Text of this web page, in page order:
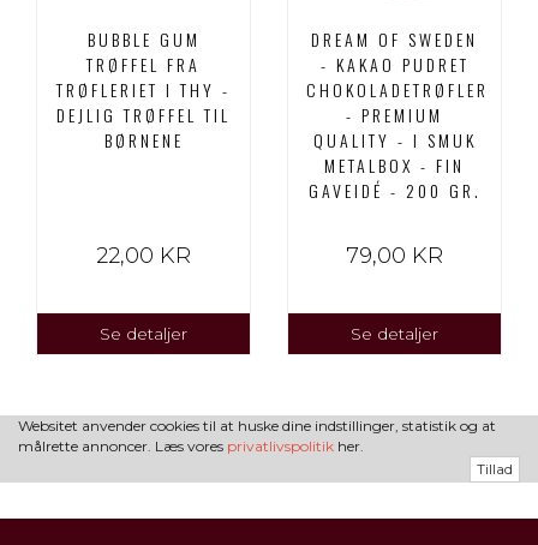
BUBBLE GUM
TRØFFEL FRA
TRØFLERIET I THY -
DEJLIG TRØFFEL TIL
BØRNENE
22,00 KR
Se detaljer
DREAM OF SWEDEN
- KAKAO PUDRET
CHOKOLADETRØFLER
- PREMIUM
QUALITY - I SMUK
METALBOX - FIN
GAVEIDÉ - 200 GR.
79,00 KR
Se detaljer
Websitet anvender cookies til at huske dine indstillinger, statistik og at
målrette annoncer. Læs vores privatlivspolitik her.
Tillad